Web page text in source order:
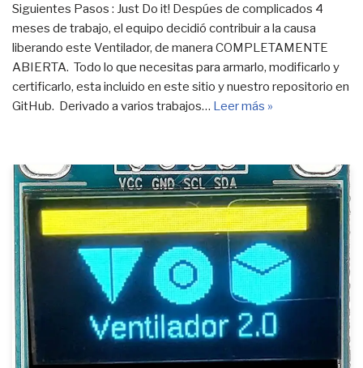
Siguientes Pasos : Just Do it! Despúes de complicados 4
meses de trabajo, el equipo decidió contribuir a la causa
liberando este Ventilador, de manera COMPLETAMENTE
ABIERTA. Todo lo que necesitas para armarlo, modificarlo y
certificarlo, esta incluido en este sitio y nuestro repositorio en
GitHub. Derivado a varios trabajos… Leer más »